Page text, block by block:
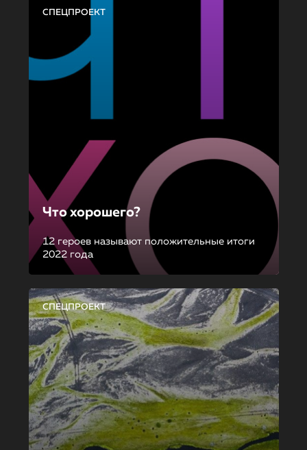
СПЕЦПРОЕКТ
Что хорошего?
12 героев называют положительные итоги
2022 года
СПЕЦПРОЕКТ